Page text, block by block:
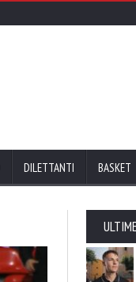
DILETTANTI BASKET